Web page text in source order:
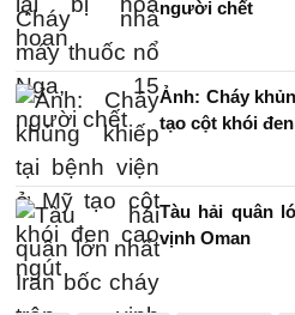
người chết
Ảnh: Cháy
tạo cột khói
Tàu hải quân
vịnh Oman